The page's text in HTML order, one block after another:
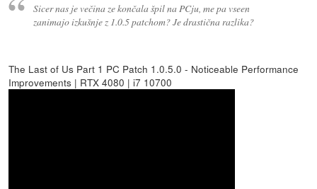
Sicer nas je večina ze končala špil na PCju, me pa vseen
zanimajo izkušnje z 1.0.5 patchom? Je drastična razlika?
The Last of Us Part 1 PC Patch 1.0.5.0 - Noticeable Performance
Improvements | RTX 4080 | i7 10700